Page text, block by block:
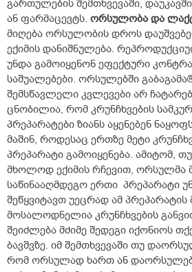
გართულების შემთხვევაში,
ან ფარმაცევტს. ორსულობა და
მიღება ორსულობის დროს
ექიმის დანიშნულება.
უნდა გამოიყენონ ეფექტური
საშუალებები. ორსულებში
შემსწავლელი კვლევები არ
ცნობილია, რომ კრუნჩხვების
პრეპარატები ზიანს აყენებენ
მაშინ, როდესაც ერთზე მეტი
პრეპარატი გამოიყენება. ამიტომ,
მხოლოდ ექიმის რჩევით, ორსულმა
საწინააღმდეგო ერთი პრეპარატი
შეწყვიტავთ უეცრად ამ პრეპარატის
მოსალოდნელია კრუნჩხვების
შეიძლება მძიმე შედეგი იქონიოს
ბავშვზე. იმ შემთხვევაში თუ
რომ ორსულად ხართ ან